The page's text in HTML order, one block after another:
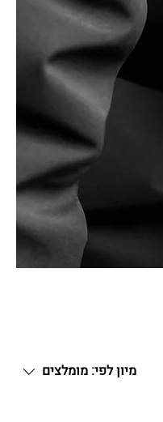
מיון לפי: מומלצים